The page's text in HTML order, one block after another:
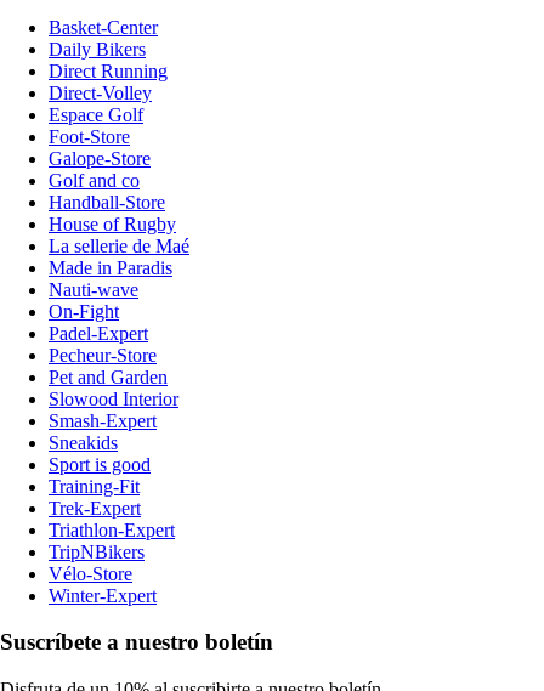
Basket-Center
Daily Bikers
Direct Running
Direct-Volley
Espace Golf
Foot-Store
Galope-Store
Golf and co
Handball-Store
House of Rugby
La sellerie de Maé
Made in Paradis
Nauti-wave
On-Fight
Padel-Expert
Pecheur-Store
Pet and Garden
Slowood Interior
Smash-Expert
Sneakids
Sport is good
Training-Fit
Trek-Expert
Triathlon-Expert
TripNBikers
Vélo-Store
Winter-Expert
Suscríbete a nuestro boletín